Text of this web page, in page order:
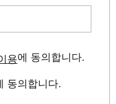
용에 동의합니다.
동의합니다.